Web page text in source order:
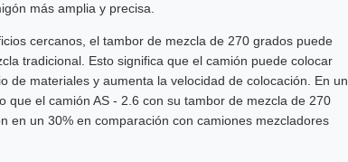
más amplia y precisa.
cercanos, el tambor de mezcla de 270 grados puede
tradicional. Esto significa que el camión puede colocar
de materiales y aumenta la velocidad de colocación. En un
el camión AS - 2.6 con su tambor de mezcla de 270
en un 30% en comparación con camiones mezcladores